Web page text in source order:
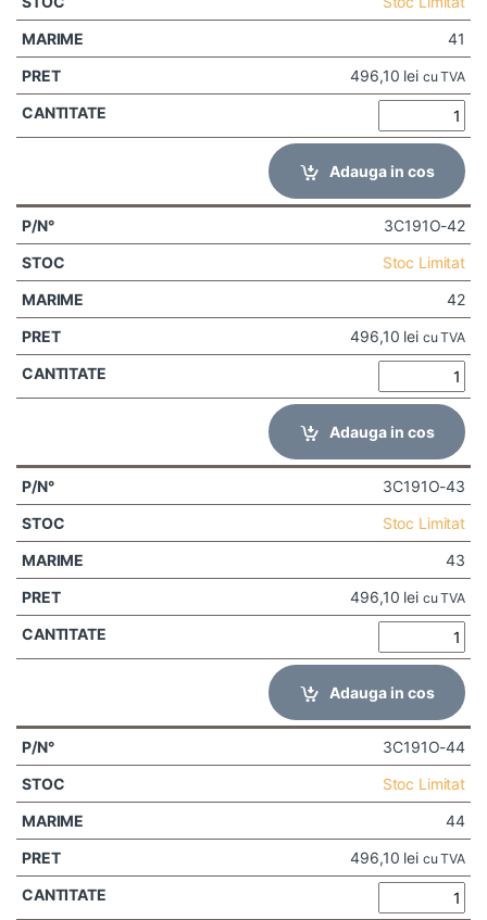
41
496,10 lei cu TVA
Adauga in cos
3C191O-42
Stoc Limitat
42
496,10 lei cu TVA
Adauga in cos
3C191O-43
Stoc Limitat
43
496,10 lei cu TVA
Adauga in cos
3C191O-44
Stoc Limitat
44
496,10 lei cu TVA